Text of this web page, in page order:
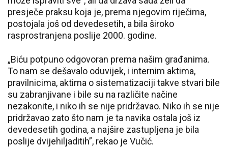
presječe praksu koja je, prema njegovim riječima,
postojala još od devedesetih, a bila široko
rasprostranjena poslije 2000. godine.
„Biću potpuno odgovoran prema našim građanima.
To nam se dešavalo oduvijek, i internim aktima,
pravilnicima, aktima o sistematizaciji takve stvari bile
su zabranjivane i bile su na različite načine
nezakonite, i niko ih se nije pridržavao. Niko ih se nije
pridržavao zato što nam je ta navika ostala još iz
devedesetih godina, a najšire zastupljena je bila
poslije dvijehiljaditih”, rekao je Vučić.